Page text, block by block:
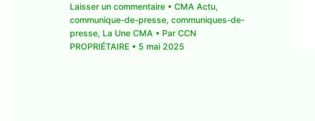
Laisser un commentaire •CMA Actu,
communique-de-presse,communiques-de-
presse, La Une CMA • ParCCN
PROPRIÉTAIRE • 5 mai 2025